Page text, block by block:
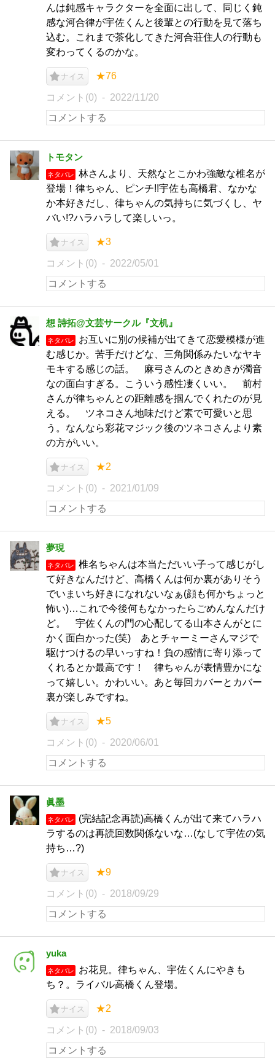
んは鈍感キャラクターを全面に出して、同じく鈍
感な河合律が宇佐くんと後輩との行動を見て落ち
込む。これまで茶化してきた河合荘住人の行動も
変わってくるのかな。
ナイス ★76
コメント(0) 2022/11/20
トモタン
ネタバレ
林さんより、天然なとこかわ強敵な椎名が
登場！律ちゃん、ピンチ!!宇佐も高橋君、なかな
か本好きだし、律ちゃんの気持ちに気づくし、ヤ
バい!?ハラハラして楽しいっ。
ナイス ★3
コメント(0) 2022/05/01
想 詩拓@文芸サークル『文机』
ネタバレ
お互いに別の候補が出てきて恋愛模様が進
む感じか。苦手だけどな、三角関係みたいなヤキ
モキする感じの話。 麻弓さんのときめきが濁音
なの面白すぎる。こういう感性凄くいい。 前村
さんが律ちゃんとの距離感を掴んでくれたのが見
える。 ツネコさん地味だけど素で可愛いと思
う。なんなら彩花マジック後のツネコさんより素
の方がいい。
ナイス ★2
コメント(0) 2021/01/09
夢現
ネタバレ
椎名ちゃんは本当ただいい子って感じがし
て好きなんだけど、高橋くんは何か裏がありそう
でいまいち好きになれないなぁ(顔も何かちょっと
怖い)…これで今後何もなかったらごめんなんだけ
ど。 宇佐くんの門の心配してる山本さんがとに
かく面白かった(笑) あとチャーミーさんマジで
駆けつけるの早いっすね！負の感情に寄り添って
くれるとか最高です！ 律ちゃんが表情豊かにな
って嬉しい。かわいい。あと毎回カバーとカバー
裏が楽しみですね。
ナイス ★5
コメント(0) 2020/06/01
眞墨
ネタバレ
(完結記念再読)高橋くんが出て来てハラハ
ラするのは再読回数関係ないな…(なして宇佐の気
持ち…?)
ナイス ★9
コメント(0) 2018/09/29
yuka
ネタバレ
お花見。律ちゃん、宇佐くんにやきも
ち？。ライバル高橋くん登場。
ナイス ★2
コメント(0) 2018/09/03